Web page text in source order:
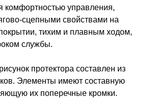
комфортностью управления,
сцепными свойствами на
тихим и плавным ходом,
службы.
протектора составлен из
Элементы имеют составную
их поперечные кромки.